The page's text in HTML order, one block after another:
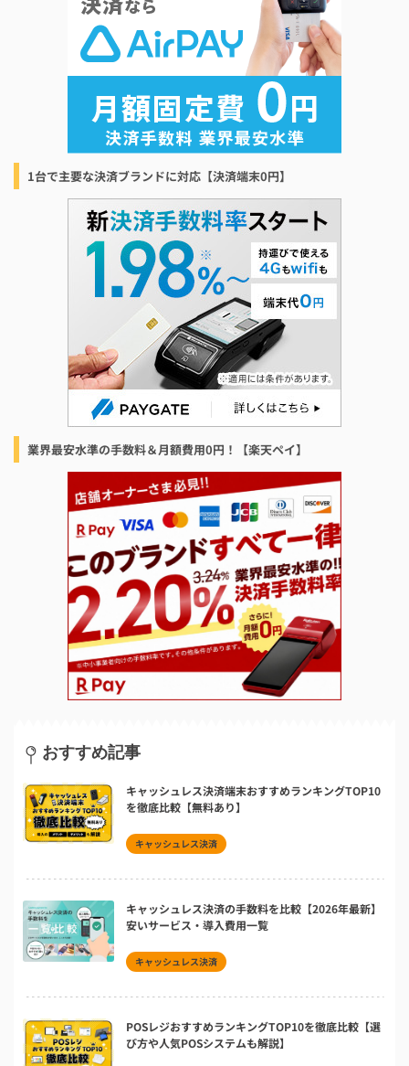
1台で主要な決済ブランドに対応【決済端末0円】
業界最安水準の手数料＆月額費用0円！【楽天ペイ】
おすすめ記事
キャッシュレス決済端末おすすめランキングTOP10
を徹底比較【無料あり】
キャッシュレス決済
キャッシュレス決済の手数料を比較【2026年最新】
安いサービス・導入費用一覧
キャッシュレス決済
POSレジおすすめランキングTOP10を徹底比較【選
び方や人気POSシステムも解説】